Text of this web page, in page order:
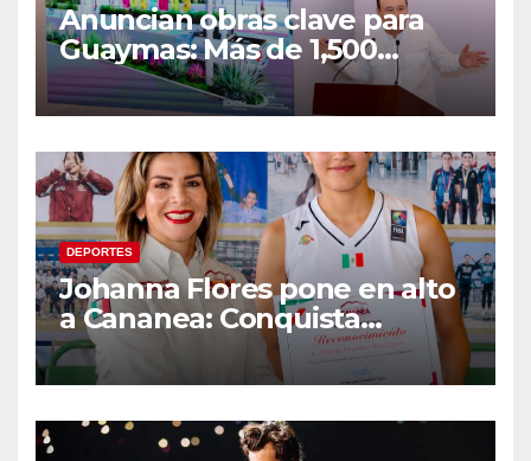
Anuncian obras clave para
Guaymas: Más de 1,500
viviendas, modernización del
malecón y nuevo hospital del
DEPORTES
Johanna Flores pone en alto
a Cananea: Conquista
medalla de plata con la
Selección Mexicana Sub-20
Centroamericanos